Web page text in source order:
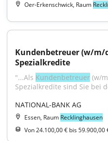
Oer-Erkenschwick, Raum
Kundenbetreuer (w/m/
Spezialkredite
"...Als Kundenbetreuer (w/
Spezialkredite sind Sie bei
NATIONAL-BANK AG
Essen, Raum Recklinghausen
Von 24.100,00 € bis 59.900,00